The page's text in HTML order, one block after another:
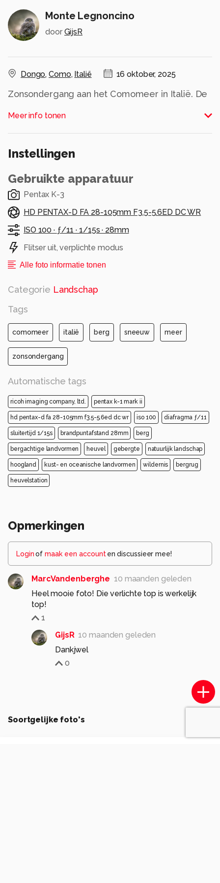
Monte Legnoncino
door GijsR
Dongo,Como, Italië 16 oktober, 2025
Zonsondergang aan het Comomeer in Italië. De
Meer info tonen
Instellingen
Gebruikte apparatuur
Pentax K-3
HD PENTAX-D FA 28-105mm F3.5-5.6ED DC WR
ISO 100 · ƒ/11 · 1/15s · 28mm
Flitser uit, verplichte modus
Alle foto informatie tonen
Categorie Landschap
Tags
comomeer italië berg sneeuw meer
zonsondergang
Automatische tags
ricoh imaging company, ltd. pentax k-1 mark ii
hd pentax-d fa 28-105mm f3.5-5.6ed dc wr iso 100 diafragma ƒ/11
sluitertijd 1/15s brandpuntafstand 28mm berg
bergachtige landvormen heuvel gebergte natuurlijk landschap
hoogland kust- en oceanische landvormen wildernis bergrug
heuvelstation
Opmerkingen
Loginof maak een account en discussieer mee!
MarcVandenberghe 10 maanden geleden
Heel mooie foto! Die verlichte top is werkelijk
top!
1
GijsR 10 maanden geleden
Dankjwel
0
Soortgelijke foto's